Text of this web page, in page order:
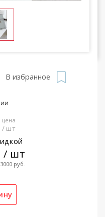
В избранное
цена
/ шт
/ шт
руб.